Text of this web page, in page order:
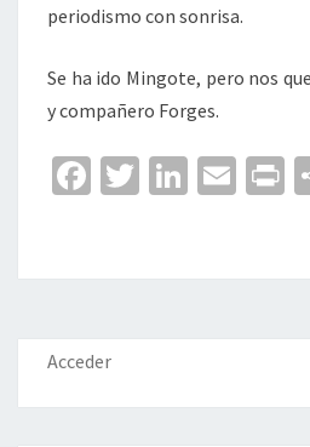
periodismo con sonrisa.
Se ha ido Mingote, pero nos
y compañero Forges.
Fa
o
o
k
T
er
Li
dI
n
E
l
Acceder